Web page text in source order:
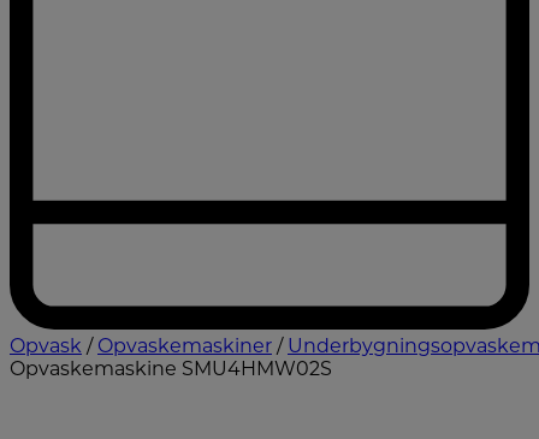
Opvask / Opvaskemaskiner /
Opvaskemaskine SMU4HMW02S